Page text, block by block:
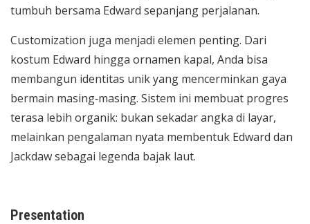
tumbuh bersama Edward sepanjang perjalanan.
Customization juga menjadi elemen penting. Dari
kostum Edward hingga ornamen kapal, Anda bisa
membangun identitas unik yang mencerminkan gaya
bermain masing‑masing. Sistem ini membuat progres
terasa lebih organik: bukan sekadar angka di layar,
melainkan pengalaman nyata membentuk Edward dan
Jackdaw sebagai legenda bajak laut.
Presentation